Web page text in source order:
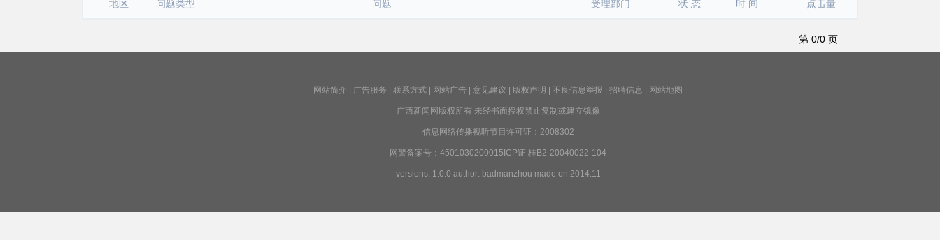
地区 问题类型 问题 受理部门 状 态 时 间 点击量
第 0/0 页
网站简介 广告服务 联系方式 网站广告 意见建议 版权声明 不良信息举报 招聘信息 网站地图
广西新闻网版权所有 未经书面授权禁止复制或建立镜像
信息网络传播视听节目许可证：2008302
网警备案号：4501030200015ICP证 桂B2-20040022-104
versions: 1.0.0 author: badmanzhou made on 2014.11